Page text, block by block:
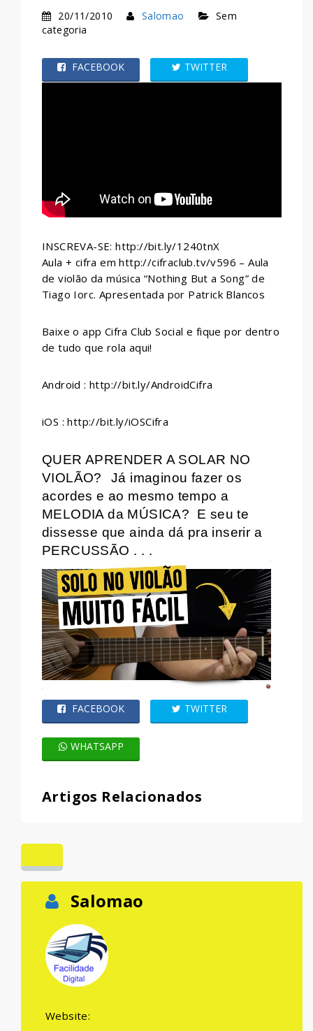
20/11/2010 Salomao
Sem
categoria
FACEBOOK TWITTER
INSCREVA-SE: http://bit.ly/1240tnX
Aula + cifra em http://cifraclub.tv/v596 – Aula
de violão da música “Nothing But a Song” de
Tiago Iorc. Apresentada por Patrick Blancos
Baixe o app Cifra Club Social e fique por dentro
de tudo que rola aqui!
Android : http://bit.ly/AndroidCifra
iOS : http://bit.ly/iOSCifra
QUER APRENDER A SOLAR NO
VIOLÃO?
Já imaginou fazer os
acordes e ao mesmo tempo a
MELODIA da MÚSICA? E seu te
dissesse que ainda dá pra inserir a
PERCUSSÃO . . .
FACEBOOK TWITTER
WHATSAPP
Artigos Relacionados
Salomao
Website: